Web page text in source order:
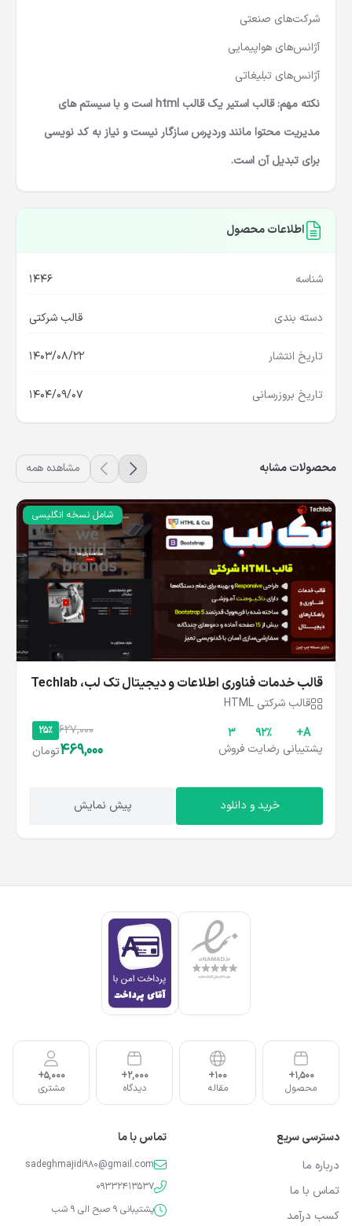
شرکت‌های صنعتی
آژانس‌های هواپیمایی
آژانس‌های تبلیغاتی
نکته مهم: قالب استیر یک قالب html است و با سیستم های
مدیریت محتوا مانند وردپرس سازگار نیست و نیاز به کد نویسی
برای تبدیل آن است.
اطلاعات محصول
شناسه 1446
دسته بندی قالب شرکتی
تاریخ انتشار 1403/08/22
تاریخ بروزرسانی 1404/09/07
محصولات مشابه مشاهده همه
شامل نسخه انگلیسی
قالب خدمات فناوری اطلاعات و دیجیتال تک‌ لب، Techlab
قالب شرکتی HTML
A+
پشتیبانی
۹۲%
رضایت
3
فروش
25% 627,000
469,000تومان
خرید و دانلود پیش نمایش
1,500+
محصول
100+
مقاله
2,000+
دیدگاه
5,000+
مشتری
دسترسی سریع
درباره ما
تماس با ما
کسب درآمد
تماس با ما
sadeghmajidi980@gmail.com
09332413537
پشتیبانی 9 صبح الی 9 شب